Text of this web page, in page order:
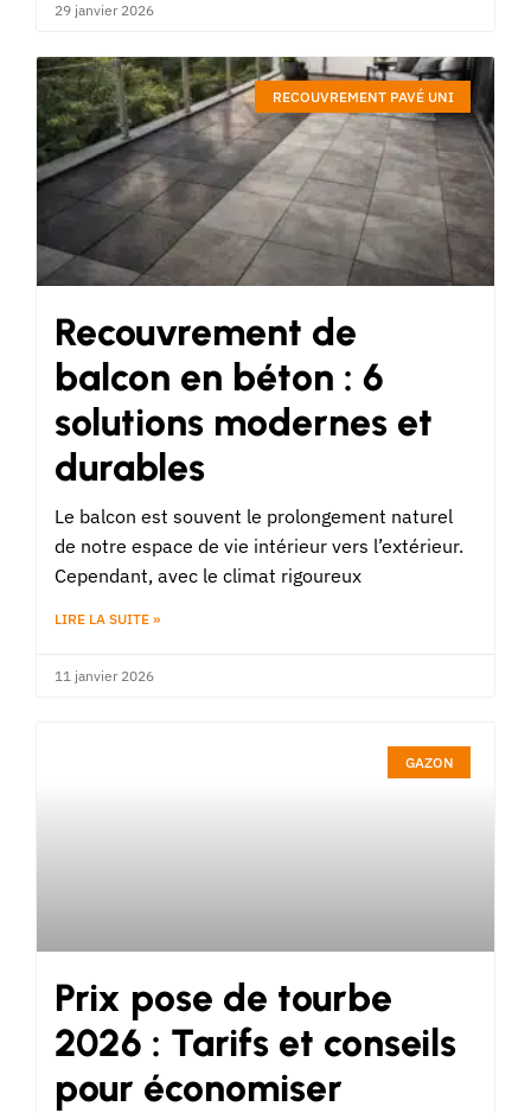
29 janvier 2026
RECOUVREMENT PAVÉ UNI
Recouvrement de
balcon en béton : 6
solutions modernes et
durables
Le balcon est souvent le prolongement naturel
de notre espace de vie intérieur vers l’extérieur.
Cependant, avec le climat rigoureux
LIRE LA SUITE »
11 janvier 2026
GAZON
Prix pose de tourbe
2026 : Tarifs et conseils
pour économiser